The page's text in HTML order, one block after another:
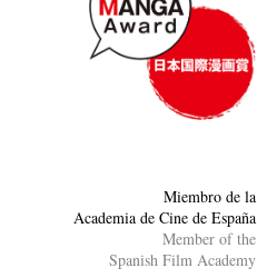
Miembro de la
Academia de Cine de España
Member of the
Spanish Film Academy